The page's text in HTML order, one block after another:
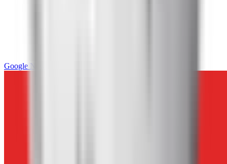
Google News